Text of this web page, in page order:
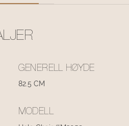
GENERELL HØYDE
82.5 CM
MODELL